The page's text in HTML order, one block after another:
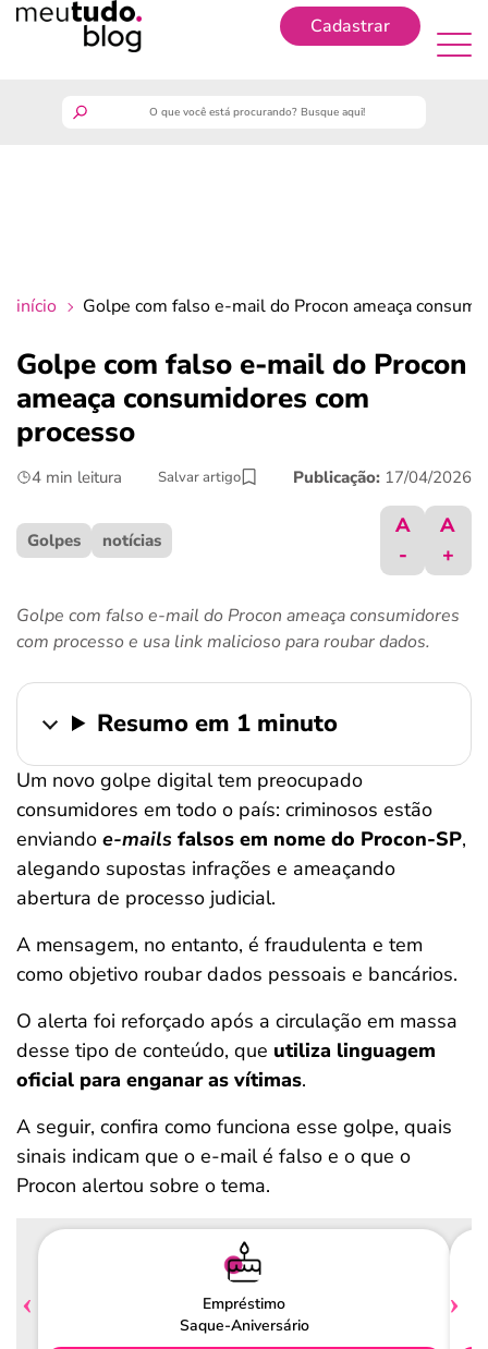
Cadastrar
crédito fácil
início Golpe com falso e-mail do Procon ameaça
Golpe com falso e-mail do Procon
ameaça consumidores com
processo
4 min leitura Salvar artigo Publicação: 17/04/2026
Golpes notícias
A
-
A
+
Golpe com falso e-mail do Procon ameaça consumidores
com processo e usa link malicioso para roubar dados.
Resumo em 1 minuto
Um novo golpe digital tem preocupado
consumidores em todo o país: criminosos estão
enviando e-mails falsos em nome do Procon-SP,
alegando supostas infrações e ameaçando
abertura de processo judicial.
A mensagem, no entanto, é fraudulenta e tem
como objetivo roubar dados pessoais e bancários.
O alerta foi reforçado após a circulação em massa
desse tipo de conteúdo, que utiliza linguagem
oficial para enganar as vítimas.
A seguir, confira como funciona esse golpe, quais
sinais indicam que o e-mail é falso e o que o
Procon alertou sobre o tema.
Empréstimo
Saque-Aniversário